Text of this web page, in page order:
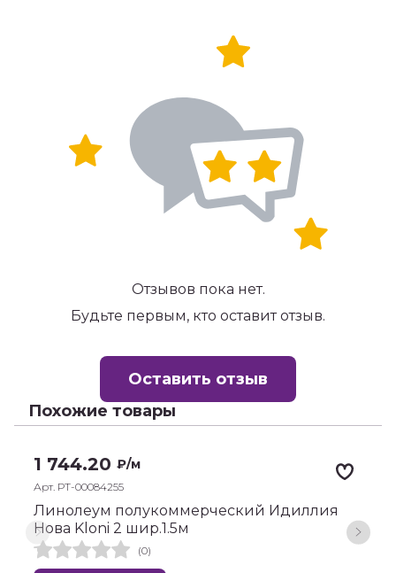
Отзывов пока нет.
Будьте первым, кто оставит отзыв.
Оставить отзыв
Похожие товары
1 744.20 ₽/м
Арт. РТ-00084255
Линолеум полукоммерческий Идиллия
Нова Kloni 2 шир.1.5м
(0)